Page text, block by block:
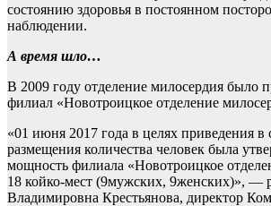
состоянию здоровья в постоянном
наблюдении.
А время шло…
В 2009 году отделение милосердия было
филиал «Новотроицкое отделение
«01 июня 2017 года в целях приведения в
размещения количества человек была
мощность филиала «Новотроицкое
18 койко-мест (9мужских, 9женских)», —
Владимировна Крестьянова, директор